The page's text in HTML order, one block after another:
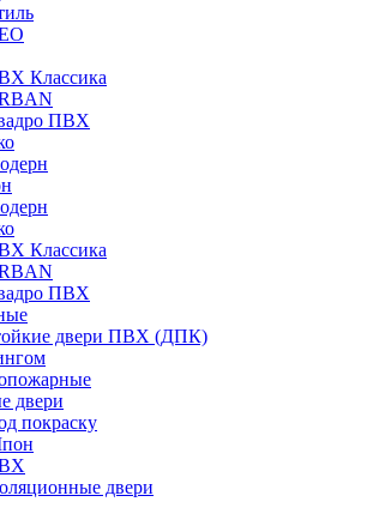
Классика
ПВХ
Классика
ПВХ
двери ПВХ (ДПК)
двери
покраску
двери